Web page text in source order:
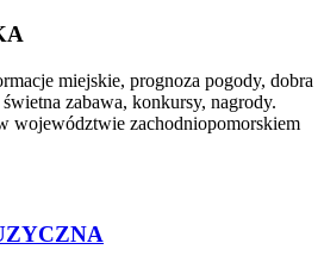
miejskie, prognoza pogody, dobra
zabawa, konkursy, nagrody.
województwie zachodniopomorskiem